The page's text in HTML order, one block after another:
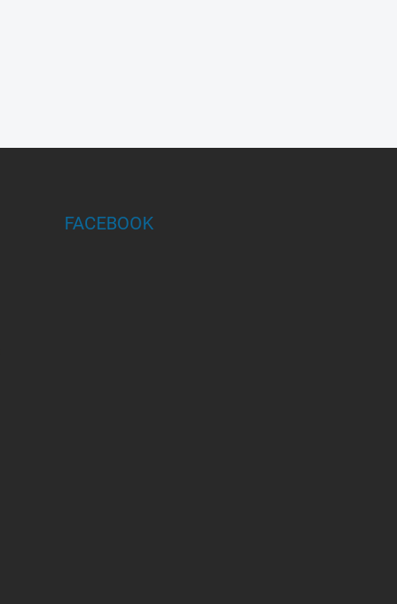
FACEBOOK